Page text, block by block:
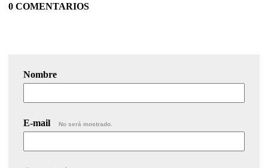
0 COMENTARIOS
Nombre
E-mail No será mostrado.